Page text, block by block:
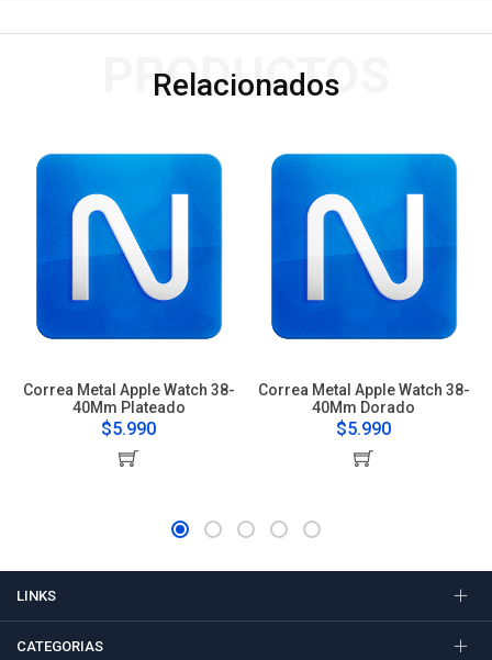
Relacionados
PRODUCTOS
Correa Metal Apple Watch 38-
40Mm Plateado
$5.990
Correa Metal Apple Watch 38-
40Mm Dorado
$5.990
LINKS
CATEGORIAS